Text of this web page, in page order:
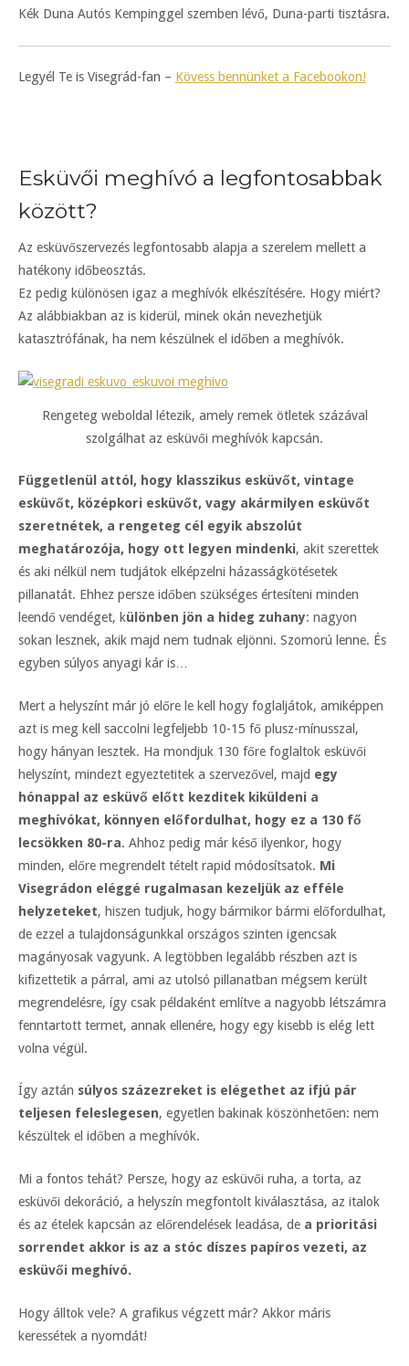
Kék Duna Autós Kempinggel szemben lévő, Duna-parti tisztásra.
Legyél Te is Visegrád-fan – Kövess bennünket a Facebookon!
Esküvői meghívó a legfontosabbak
között?
Az esküvőszervezés legfontosabb alapja a szerelem mellett a
hatékony időbeosztás.
Ez pedig különösen igaz a meghívók elkészítésére. Hogy miért?
Az alábbiakban az is kiderül, minek okán nevezhetjük
katasztrófának, ha nem készülnek el időben a meghívók.
Rengeteg weboldal létezik, amely remek ötletek százával
szolgálhat az esküvői meghívók kapcsán.
Függetlenül attól, hogy klasszikus esküvőt, vintage
esküvőt, középkori esküvőt, vagy akármilyen esküvőt
szeretnétek, a rengeteg cél egyik abszolút
meghatározója, hogy ott legyen mindenki, akit szerettek
és aki nélkül nem tudjátok elképzelni házasságkötésetek
pillanatát. Ehhez persze időben szükséges értesíteni minden
leendő vendéget, különben jön a hideg zuhany: nagyon
sokan lesznek, akik majd nem tudnak eljönni. Szomorú lenne. És
egyben súlyos anyagi kár is…
Mert a helyszínt már jó előre le kell hogy foglaljátok, amiképpen
azt is meg kell saccolni legfeljebb 10-15 fő plusz-mínusszal,
hogy hányan lesztek. Ha mondjuk 130 főre foglaltok esküvői
helyszínt, mindezt egyeztetitek a szervezővel, majd egy
hónappal az esküvő előtt kezditek kiküldeni a
meghívókat, könnyen előfordulhat, hogy ez a 130 fő
lecsökken 80-ra. Ahhoz pedig már késő ilyenkor, hogy
minden, előre megrendelt tételt rapid módosítsatok. Mi
Visegrádon eléggé rugalmasan kezeljük az efféle
helyzeteket, hiszen tudjuk, hogy bármikor bármi előfordulhat,
de ezzel a tulajdonságunkkal országos szinten igencsak
magányosak vagyunk. A legtöbben legalább részben azt is
kifizettetik a párral, ami az utolsó pillanatban mégsem került
megrendelésre, így csak példaként említve a nagyobb létszámra
fenntartott termet, annak ellenére, hogy egy kisebb is elég lett
volna végül.
Így aztán súlyos százezreket is elégethet az ifjú pár
teljesen feleslegesen, egyetlen bakinak köszönhetően: nem
készültek el időben a meghívók.
Mi a fontos tehát? Persze, hogy az esküvői ruha, a torta, az
esküvői dekoráció, a helyszín megfontolt kiválasztása, az italok
és az ételek kapcsán az előrendelések leadása, de a prioritási
sorrendet akkor is az a stóc díszes papíros vezeti, az
esküvői meghívó.
Hogy álltok vele? A grafikus végzett már? Akkor máris
keressétek a nyomdát!